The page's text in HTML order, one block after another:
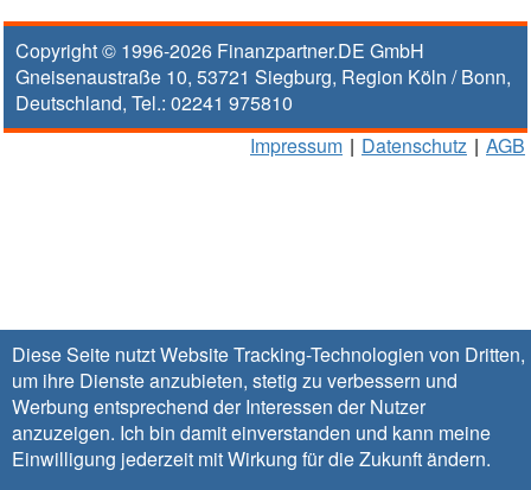
Diese Seite nutzt Website Tracking-Technologien von Dritten,
um ihre Dienste anzubieten, stetig zu verbessern und
Werbung entsprechend der Interessen der Nutzer
anzuzeigen. Ich bin damit einverstanden und kann meine
Einwilligung jederzeit mit Wirkung für die Zukunftändern.
Copyright © 1996-2026 Finanzpartner.DE GmbH
Gneisenaustraße 10, 53721 Siegburg, Region Köln / Bonn,
Deutschland, Tel.: 02241 975810
Impressum | Datenschutz | AGB